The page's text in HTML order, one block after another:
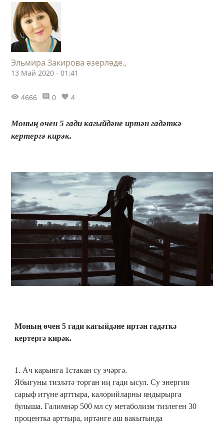
Эльмира Закирова әзерләде.,
13 Май 2020 - 01:41
4666 0 4
Моның өчен 5 гади кагыйдәне иртән гадәткә
кертергә кирәк.
Моның өчен 5 гади кагыйдәне иртән гадәткә
кертергә кирәк.
1. Ач карынга 1стакан су эчәргә.
Ябыгуны тизләтә торган иң гади ысул. Су энергия
сарыф итүне арттыра, калорийларны яндырырга
булыша. Галимнәр 500 мл су метаболизм тизлеген 30
процентка арттыра, иртәнге аш вакытында